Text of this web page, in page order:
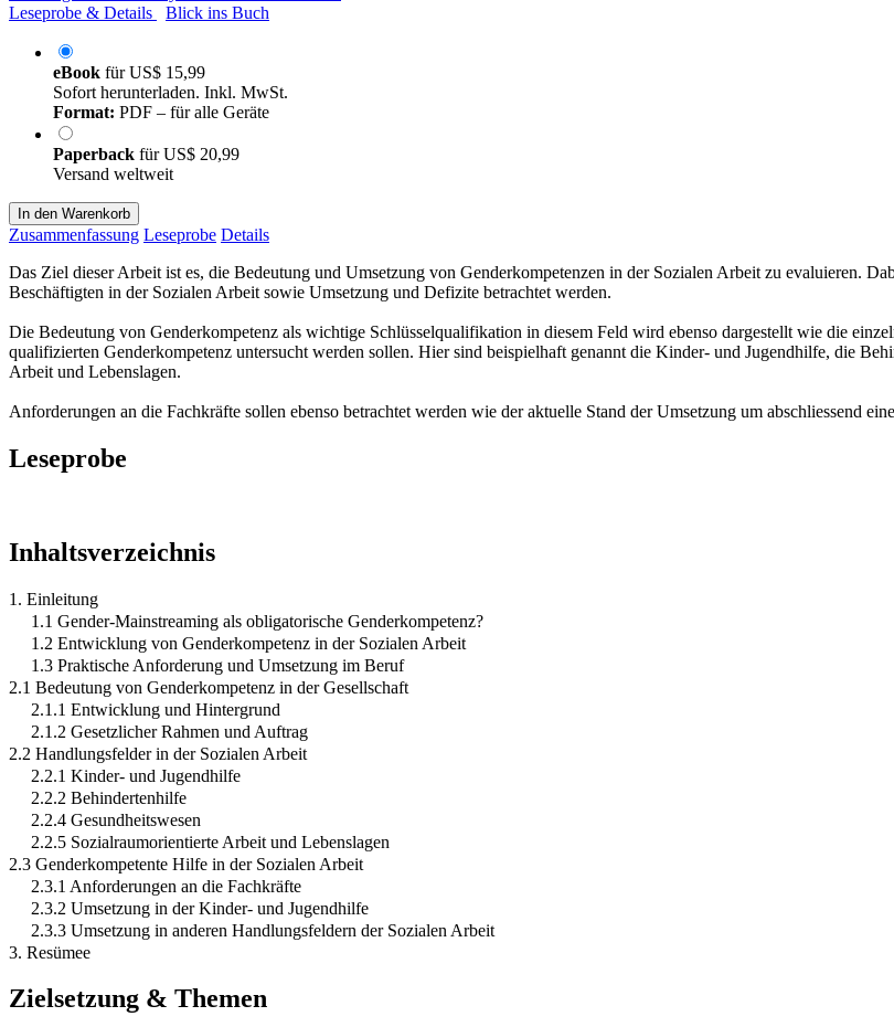
Leseprobe & Details
Blick ins Buch
eBook fürUS$ 15,99
Sofort herunterladen. Inkl. MwSt.
Format: PDF – für alle Geräte
Paperback fürUS$ 20,99
Versand weltweit
In den Warenkorb
Zusammenfassung Leseprobe Details
Das Ziel dieser Arbeit ist es, die Bedeutung und Umsetzung von Genderkompetenzen in der Sozialen Arbeit zu evaluieren.
Beschäftigten in der Sozialen Arbeit sowie Umsetzung und Defizite betrachtet werden.
Die Bedeutung von Genderkompetenz als wichtige Schlüsselqualifikation in diesem Feld wird ebenso dargestellt wie die
qualifizierten Genderkompetenz untersucht werden sollen. Hier sind beispielhaft genannt die Kinder- und Jugendhilfe, die
Arbeit und Lebenslagen.
Anforderungen an die Fachkräfte sollen ebenso betrachtet werden wie der aktuelle Stand der Umsetzung um abschliessend
Leseprobe
Inhaltsverzeichnis
1. Einleitung
1.1 Gender-Mainstreaming als obligatorische Genderkompetenz?
1.2 Entwicklung von Genderkompetenz in der Sozialen Arbeit
1.3 Praktische Anforderung und Umsetzung im Beruf
2.1 Bedeutung von Genderkompetenz in der Gesellschaft
2.1.1 Entwicklung und Hintergrund
2.1.2 Gesetzlicher Rahmen und Auftrag
2.2 Handlungsfelder in der Sozialen Arbeit
2.2.1 Kinder- und Jugendhilfe
2.2.2 Behindertenhilfe
2.2.4 Gesundheitswesen
2.2.5 Sozialraumorientierte Arbeit und Lebenslagen
2.3 Genderkompetente Hilfe in der Sozialen Arbeit
2.3.1 Anforderungen an die Fachkräfte
2.3.2 Umsetzung in der Kinder- und Jugendhilfe
2.3.3 Umsetzung in anderen Handlungsfeldern der Sozialen Arbeit
3. Resümee
Zielsetzung & Themen